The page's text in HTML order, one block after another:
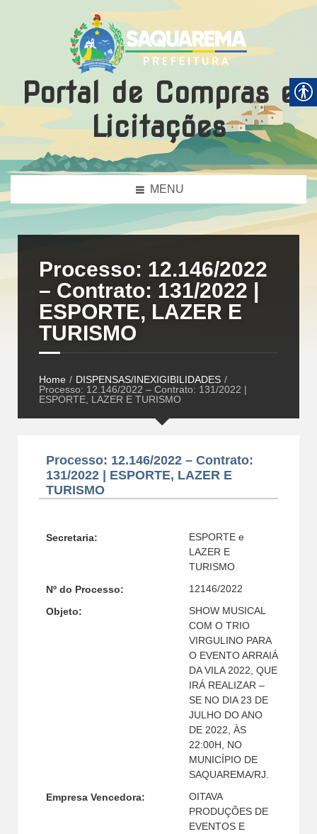
Portal de Compras e
Licitações
MENU
Processo: 12.146/2022
– Contrato: 131/2022 |
ESPORTE, LAZER E
TURISMO
Home / DISPENSAS/INEXIGIBILIDADES /
Processo: 12.146/2022 – Contrato: 131/2022 |
ESPORTE, LAZER E TURISMO
Processo: 12.146/2022 – Contrato:
131/2022 | ESPORTE, LAZER E
TURISMO
Secretaria:
ESPORTE e
LAZER E
TURISMO
Nº do Processo: 12146/2022
Objeto:
SHOW MUSICAL
COM O TRIO
VIRGULINO PARA
O EVENTO ARRAIÁ
DA VILA 2022, QUE
IRÁ REALIZAR –
SE NO DIA 23 DE
JULHO DO ANO
DE 2022, ÀS
22:00H, NO
MUNICÍPIO DE
SAQUAREMA/RJ.
Empresa Vencedora:
OITAVA
PRODUÇÕES DE
EVENTOS E